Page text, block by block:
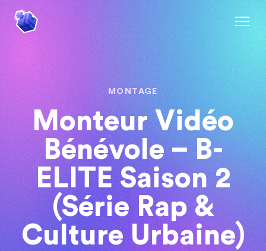
MONTAGE
Monteur Vidéo
Bénévole – B-
ELITE Saison 2
(Série Rap &
Culture Urbaine)